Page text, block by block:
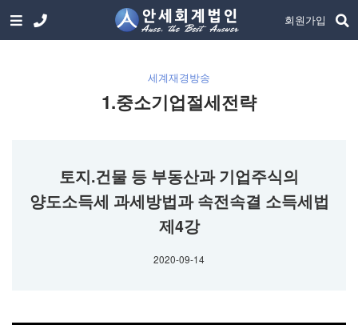
회원가입
세계재경방송
1.중소기업절세전략
토지.건물 등 부동산과 기업주식의
양도소득세 과세방법과 속전속결 소득세법
제4강
2020-09-14